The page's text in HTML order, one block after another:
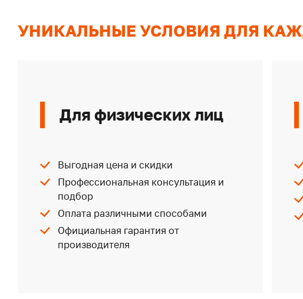
УНИКАЛЬНЫЕ УСЛОВИЯ ДЛЯ
Для физических лиц
Выгодная цена и скидки
Профессиональная консультация и
подбор
Оплата различными способами
Официальная гарантия от
производителя